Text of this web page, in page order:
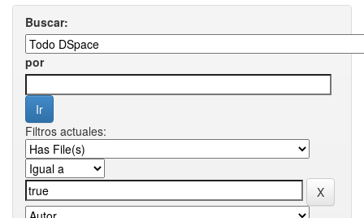
Buscar:
por
Filtros actuales: